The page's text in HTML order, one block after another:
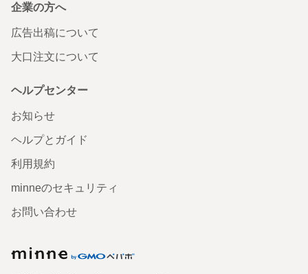
企業の方へ
広告出稿について
大口注文について
ヘルプセンター
お知らせ
ヘルプとガイド
利用規約
minneのセキュリティ
お問い合わせ